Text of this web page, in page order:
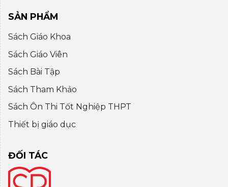
SẢN PHẨM
Sách Giáo Khoa
Sách Giáo Viên
Sách Bài Tập
Sách Tham Khảo
Sách Ôn Thi Tốt Nghiệp THPT
Thiết bị giáo dục
ĐỐI TÁC